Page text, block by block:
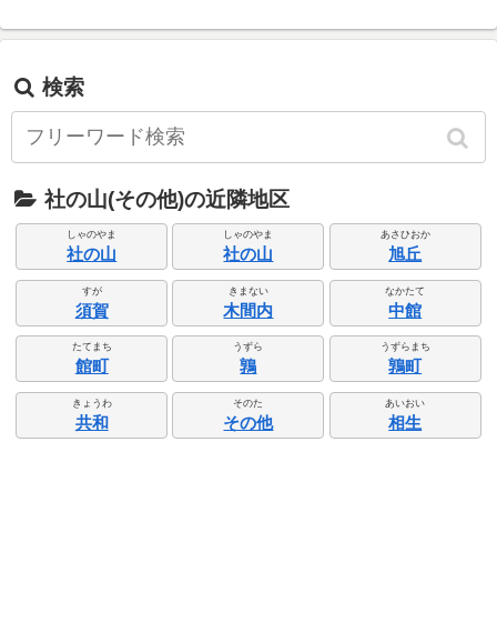
検索
社の山(その他)の近隣地区
しゃのやま
社の山
しゃのやま
社の山
あさひおか
旭丘
すが
須賀
きまない
木間内
なかたて
中館
たてまち
館町
うずら
鶉
うずらまち
鶉町
きょうわ
共和
そのた
その他
あいおい
相生